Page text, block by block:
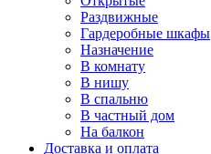
Раздвижные
Гардеробные шкафы
Назначение
В комнату
В нишу
В спальню
В частный дом
На балкон
Доставка и оплата